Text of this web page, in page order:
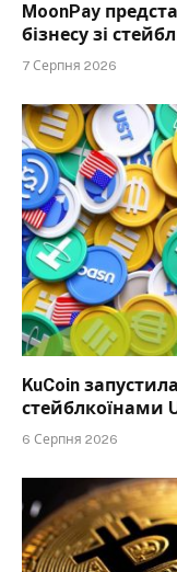
MoonPay
бізнесу зі
7 Серпня 2026
KuCoin
стейблкоїнами
6 Серпня 2026